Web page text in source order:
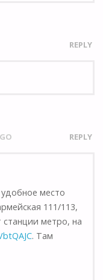
REPLY
REPLY
место
111/113,
метро, на
. Там